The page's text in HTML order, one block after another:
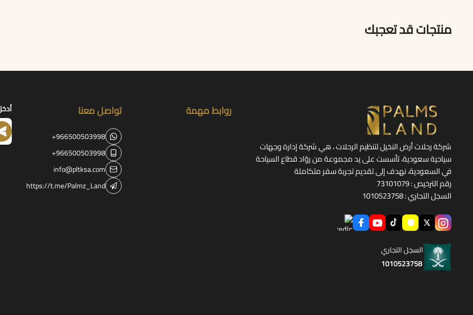
منتجات قد تعجبك
شركة رحلات أرض النخيل لتنظيم الرحلات ، هي شركة إدارة وجهات
سياحية سعودية، تأسست على يد مجموعة من روّاد قطاع السياحة
في السعودية، نهدف إلى تقديم تجربة سفر متكاملة
رقم الترخيص : 73101079
السجل التجاري : 1010523758
السجل التجاري
1010523758
روابط مهمة تواصل معنا
+966500503998
+966500503998
info@pltksa.com
https://t.me/Palmz_Land